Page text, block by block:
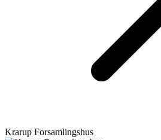
Krarup Forsamlingshus